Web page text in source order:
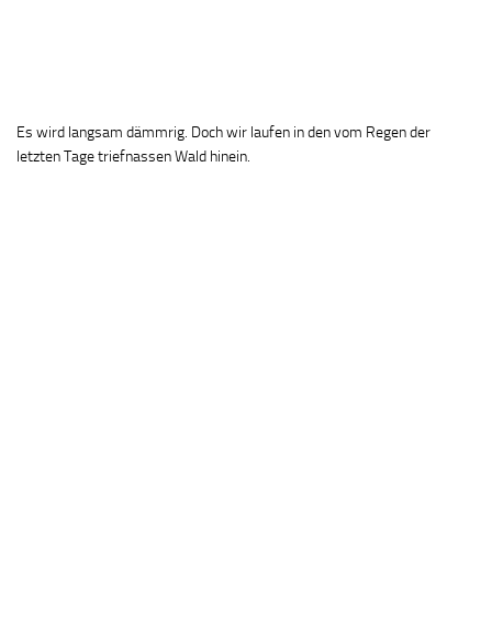
Es wird langsam dämmrig. Doch wir laufen in den vom Regen der
letzten Tage triefnassen Wald hinein.